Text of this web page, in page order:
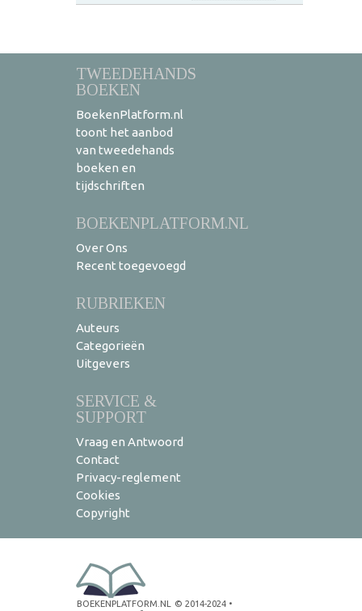
TWEEDEHANDS
BOEKEN
BoekenPlatform.nl
toont het aanbod
van tweedehands
boeken en
tijdschriften
BOEKENPLATFORM.NL
Over Ons
Recent toegevoegd
RUBRIEKEN
Auteurs
Categorieën
Uitgevers
SERVICE &
SUPPORT
Vraag en Antwoord
Contact
Privacy-reglement
Cookies
Copyright
BOEKENPLATFORM.NL © 2014-2024 •